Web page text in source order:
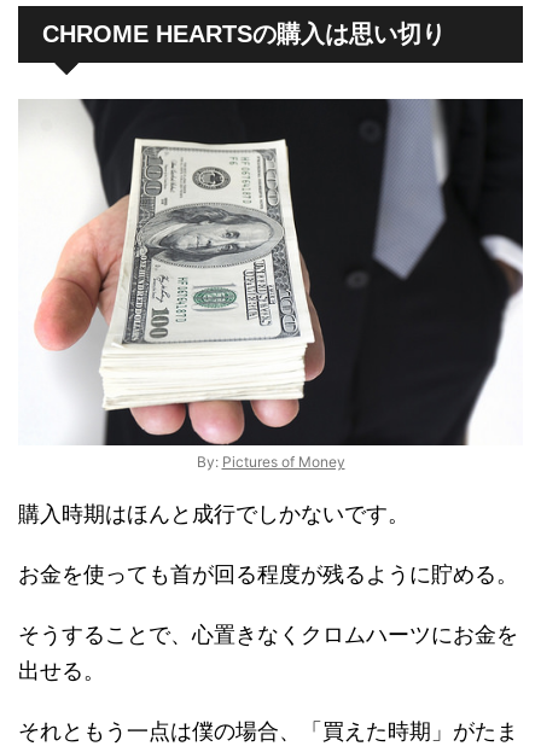
CHROME HEARTSの購入は思い切り
By: Pictures of Money
購入時期はほんと成行でしかないです。
お金を使っても首が回る程度が残るように貯める。
そうすることで、心置きなくクロムハーツにお金を
出せる。
それともう一点は僕の場合、「買えた時期」がたま